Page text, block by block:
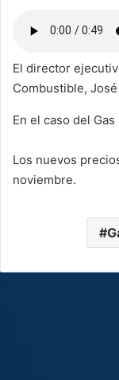
El director
Combustible,
En el caso del
Los nuevos
noviembre.